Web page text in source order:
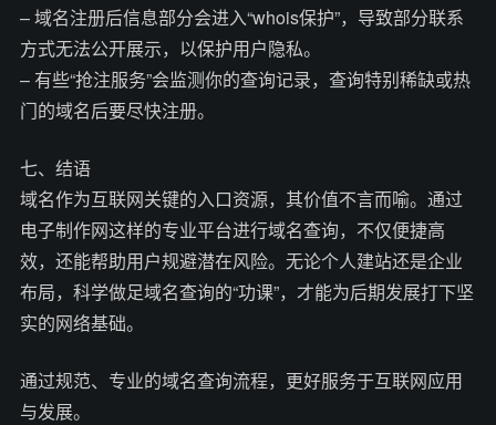
– 域名注册后信息部分会进入“whois保护”，导致部分联系
方式无法公开展示，以保护用户隐私。
– 有些“抢注服务”会监测你的查询记录，查询特别稀缺或热
门的域名后要尽快注册。
七、结语
域名作为互联网关键的入口资源，其价值不言而喻。通过
电子制作网这样的专业平台进行域名查询，不仅便捷高
效，还能帮助用户规避潜在风险。无论个人建站还是企业
布局，科学做足域名查询的“功课”，才能为后期发展打下坚
实的网络基础。
通过规范、专业的域名查询流程，更好服务于互联网应用
与发展。